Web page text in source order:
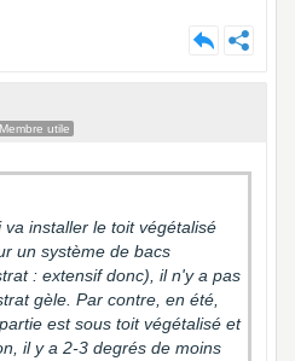
Membre utile
installer le toit végétalisé
un système de bacs
: extensif donc), il n'y a pas
gèle. Par contre, en été,
est sous toit végétalisé et
il y a 2-3 degrés de moins